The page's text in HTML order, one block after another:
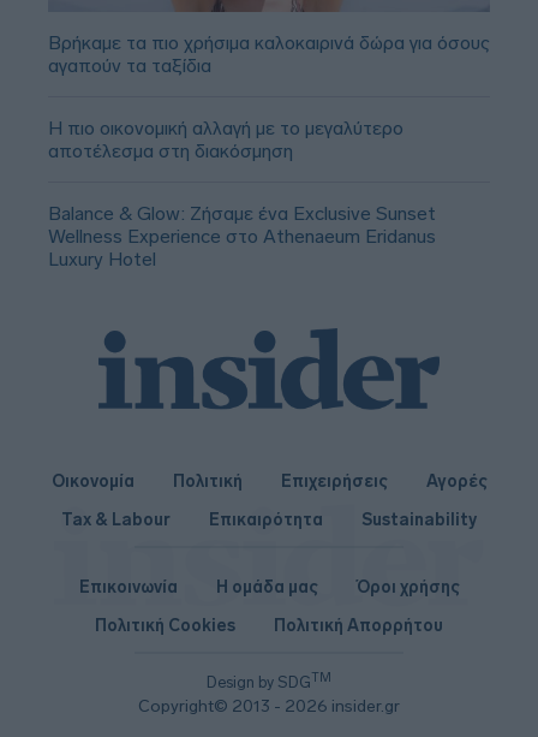
Βρήκαμε τα πιο χρήσιμα καλοκαιρινά δώρα για όσους
αγαπούν τα ταξίδια
Η πιο οικονομική αλλαγή με το μεγαλύτερο
αποτέλεσμα στη διακόσμηση
Balance & Glow: Ζήσαμε ένα Exclusive Sunset
Wellness Experience στο Athenaeum Eridanus
Luxury Hotel
Οικονομία Πολιτική Επιχειρήσεις
Αγορές
Tax & Labour
Επικαιρότητα Sustainability
Design by SDGTM
Copyright© 2013 - 2026 insider.gr
Επικοινωνία Η ομάδα μας
Όροι χρήσης
Πολιτική Cookies
Πολιτική Απορρήτου